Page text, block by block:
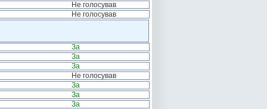
Не голосував
Не голосував
За
За
За
Не голосував
За
За
За